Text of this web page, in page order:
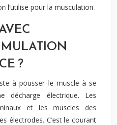
l’utilise pour la musculation.
?
à pousser le muscle à se
décharge électrique. Les
et les muscles des
électrodes. C’est le courant